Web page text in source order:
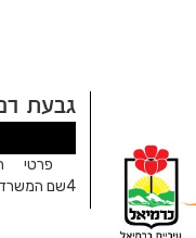
גבעת
פרטי
4שם המשרד: ...